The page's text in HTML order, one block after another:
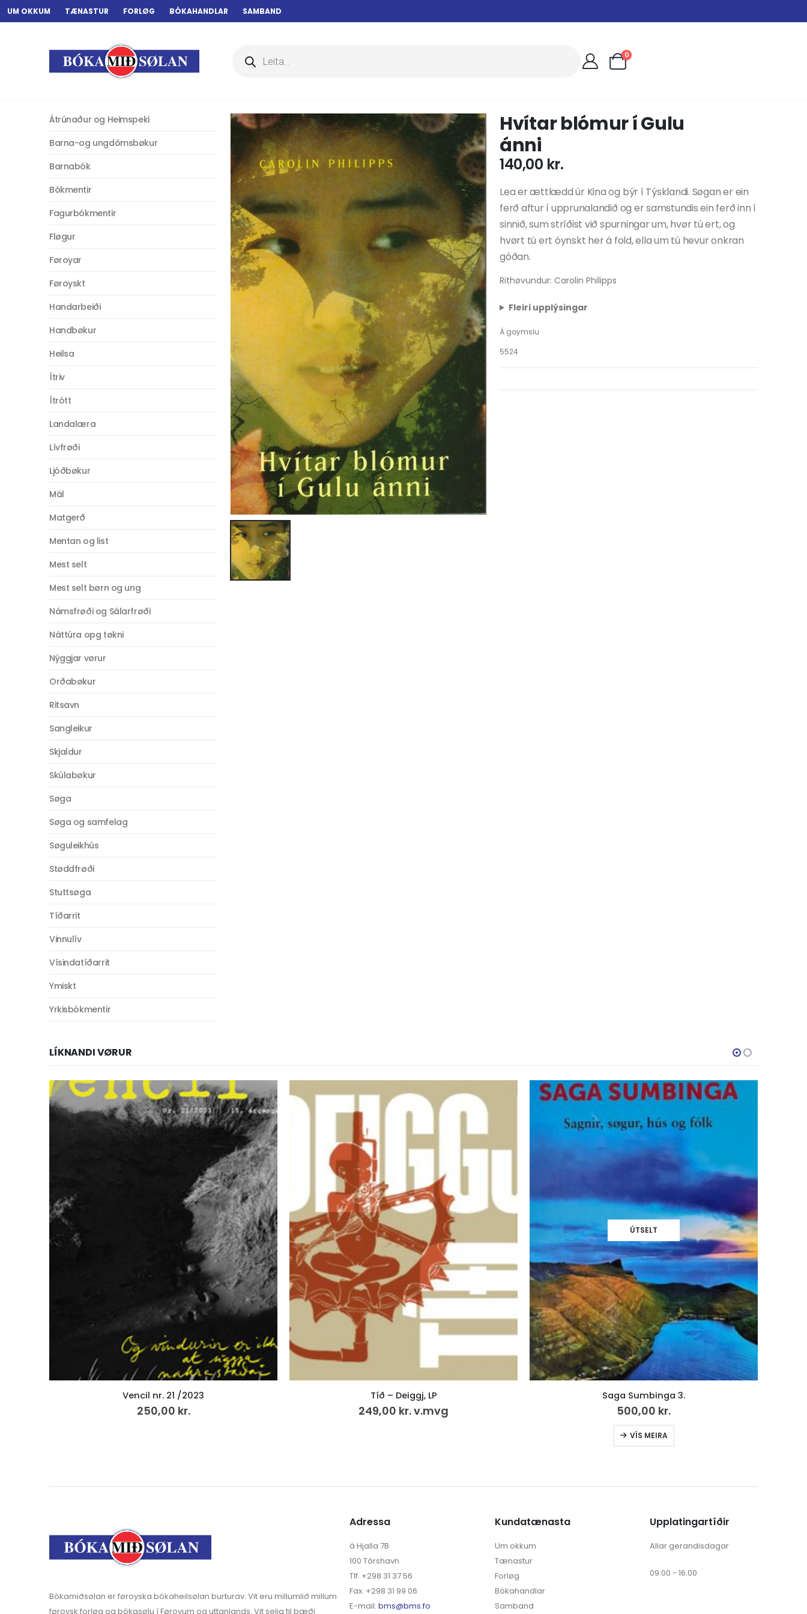
UM OKKUM TÆNASTUR FORLØG BÓKAHANDLAR SAMBAND
search 0
Hvítar blómur í Gulu
ánni
140,00 kr.
Lea er ættlædd úr Kina og býr í Týsklandi. Søgan er ein
ferð aftur í upprunalandið og er samstundis ein ferð inn í
sinnið, sum stríðist við spurningar um, hvør tú ert, og
hvørt tú ert óynskt her á fold, ella um tú hevur onkran
góðan.
Rithøvundur: Carolin Philipps
Fleiri upplýsingar
Á goymslu
5524
Átrúnaður og Heimspeki
Barna-og ungdómsbøkur
Barnabók
Bókmentir
Fagurbókmentir
Fløgur
Føroyar
Føroyskt
Handarbeiði
Handbøkur
Heilsa
Ítriv
Ítrótt
Landalæra
Lívfrøði
Ljóðbøkur
Mál
Matgerð
Mentan og list
Mest selt
Mest selt børn og ung
Námsfrøði og Sálarfrøði
Náttúra opg tøkni
Nýggjar vørur
Orðabøkur
Ritsavn
Sangleikur
Skjaldur
Skúlabøkur
Søga
Søga og samfelag
Søguleikhús
Støddfrøði
Stuttsøga
Tíðarrit
Vinnulív
Vísindatíðarrit
Ymiskt
Yrkisbókmentir
LÍKNANDI VØRUR
Tíð – Deiggj, LP
249,00kr.v.mvg
ÚTSELT
Saga Sumbinga 3.
500,00kr.
Tey á Steffansleiti
50,00kr.
Bókamiðsølan er føroyska bókaheilsølan burturav. Vit eru millumlið millum
føroysk forløg og bókasølu í Føroyum og uttanlands. Vit selja til bæði
Adressa
á Hjalla 7B
100 Tórshavn
Tlf. +298 31 37 56
Fax. +298 31 99 06
E-mail: bms@bms.fo
Kundatænasta
Um okkum
Tænastur
Forløg
Bókahandlar
Samband
Upplatingartíðir
Allar gerandisdagar
09.00 - 16.00